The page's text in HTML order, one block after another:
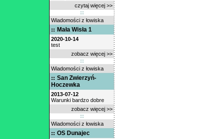
czytaj więcej >>
Wiadomości z łowiska
Mała Wisła 1
2020-10-14
test
zobacz więcej >>
Wiadomości z łowiska
San Zwierzyń-
Hoczewka
2013-07-12
Warunki bardzo dobre
zobacz więcej >>
Wiadomości z łowiska
OS Dunajec